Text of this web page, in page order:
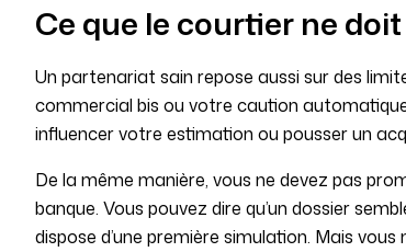
Ce que le courtier ne
Un partenariat sain repose aussi sur des
commercial bis ou votre caution
influencer votre estimation ou pousser un
De la même manière, vous ne devez pas
banque. Vous pouvez dire qu’un dossier
dispose d’une première simulation. Mais